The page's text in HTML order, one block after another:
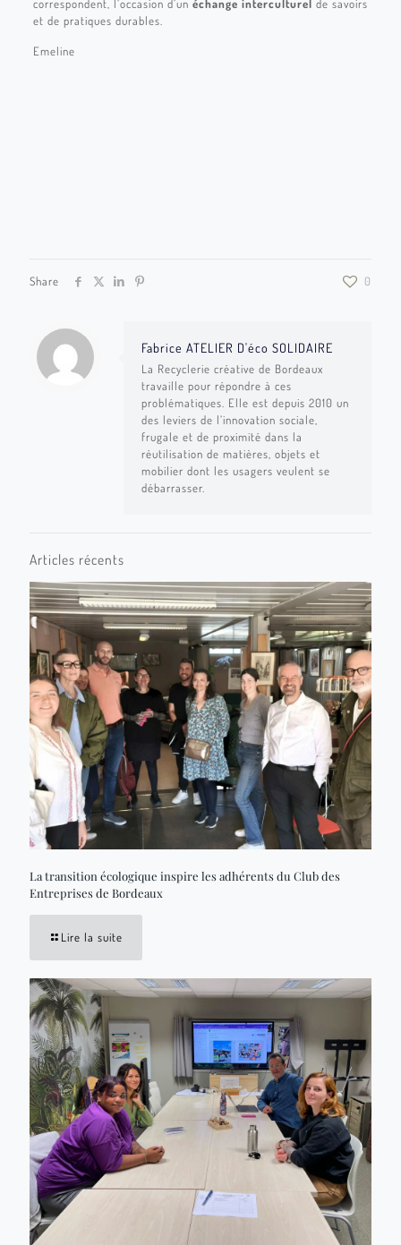
correspondent, l’occasion d’un échange interculturel de savoirs
et de pratiques durables.
Emeline
Share 0
Fabrice ATELIER D'éco SOLIDAIRE
La Recyclerie créative de Bordeaux
travaille pour répondre à ces
problématiques. Elle est depuis 2010 un
des leviers de l’innovation sociale,
frugale et de proximité dans la
réutilisation de matières, objets et
mobilier dont les usagers veulent se
débarrasser.
Articles récents
La transition écologique inspire les adhérents du Club des
Entreprises de Bordeaux
Lire la suite